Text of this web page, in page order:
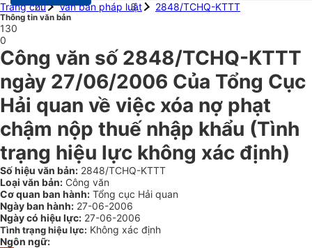
Trang chủ
Văn bản pháp luật 2848/TCHQ-KTTT
Thông tin văn bản
130
0
Công văn số 2848/TCHQ-KTTT
ngày 27/06/2006 Của Tổng Cục
Hải quan về việc xóa nợ phạt
chậm nộp thuế nhập khẩu (Tình
trạng hiệu lực không xác định)
Số hiệu văn bản: 2848/TCHQ-KTTT
Loại văn bản: Công văn
Cơ quan ban hành: Tổng cục Hải quan
Ngày ban hành: 27-06-2006
Ngày có hiệu lực: 27-06-2006
Tình trạng hiệu lực: Không xác định
Ngôn ngữ: